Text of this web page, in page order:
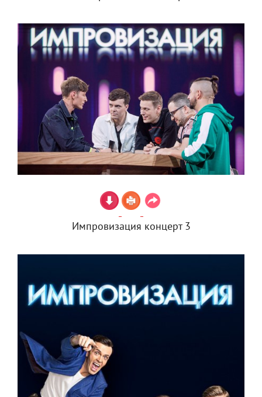
Импровизация концерт 3